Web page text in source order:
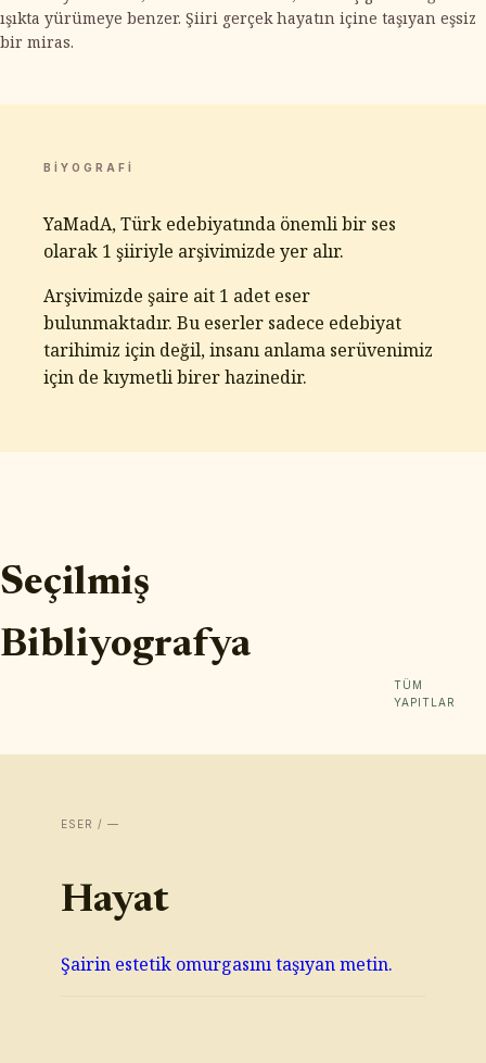
ışıkta yürümeye benzer. Şiiri gerçek hayatın içine taşıyan eşsiz
bir miras.
BIYOGRAFI
YaMadA, Türk edebiyatında önemli bir ses
olarak 1 şiiriyle arşivimizde yer alır.
Arşivimizde şaire ait 1 adet eser
bulunmaktadır. Bu eserler sadece edebiyat
tarihimiz için değil, insanı anlama serüvenimiz
için de kıymetli birer hazinedir.
Seçilmiş
Bibliyografya
TÜM
YAPITLAR
ESER / —
Hayat
Şairin estetik omurgasını taşıyan metin.